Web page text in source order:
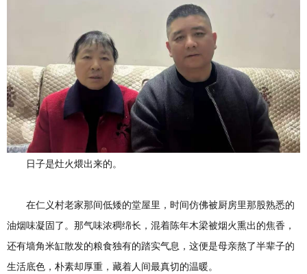
日子是灶火煨出来的。
在仁义村老家那间低矮的堂屋里，时间仿佛被厨房里那股熟悉的
油烟味凝固了。那气味浓稠绵长，混着陈年木梁被烟火熏出的焦香，
还有墙角米缸散发的粮食独有的踏实气息，这便是母亲熬了半辈子的
生活底色，朴素却厚重，藏着人间最真切的温暖。